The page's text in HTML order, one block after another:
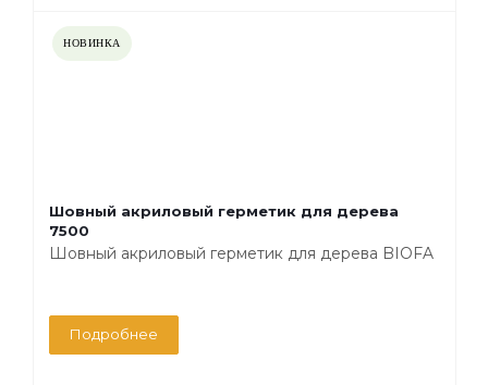
НОВИНКА
Шовный акриловый герметик для дерева
7500
Шовный акриловый герметик для дерева BIOFA
Подробнее